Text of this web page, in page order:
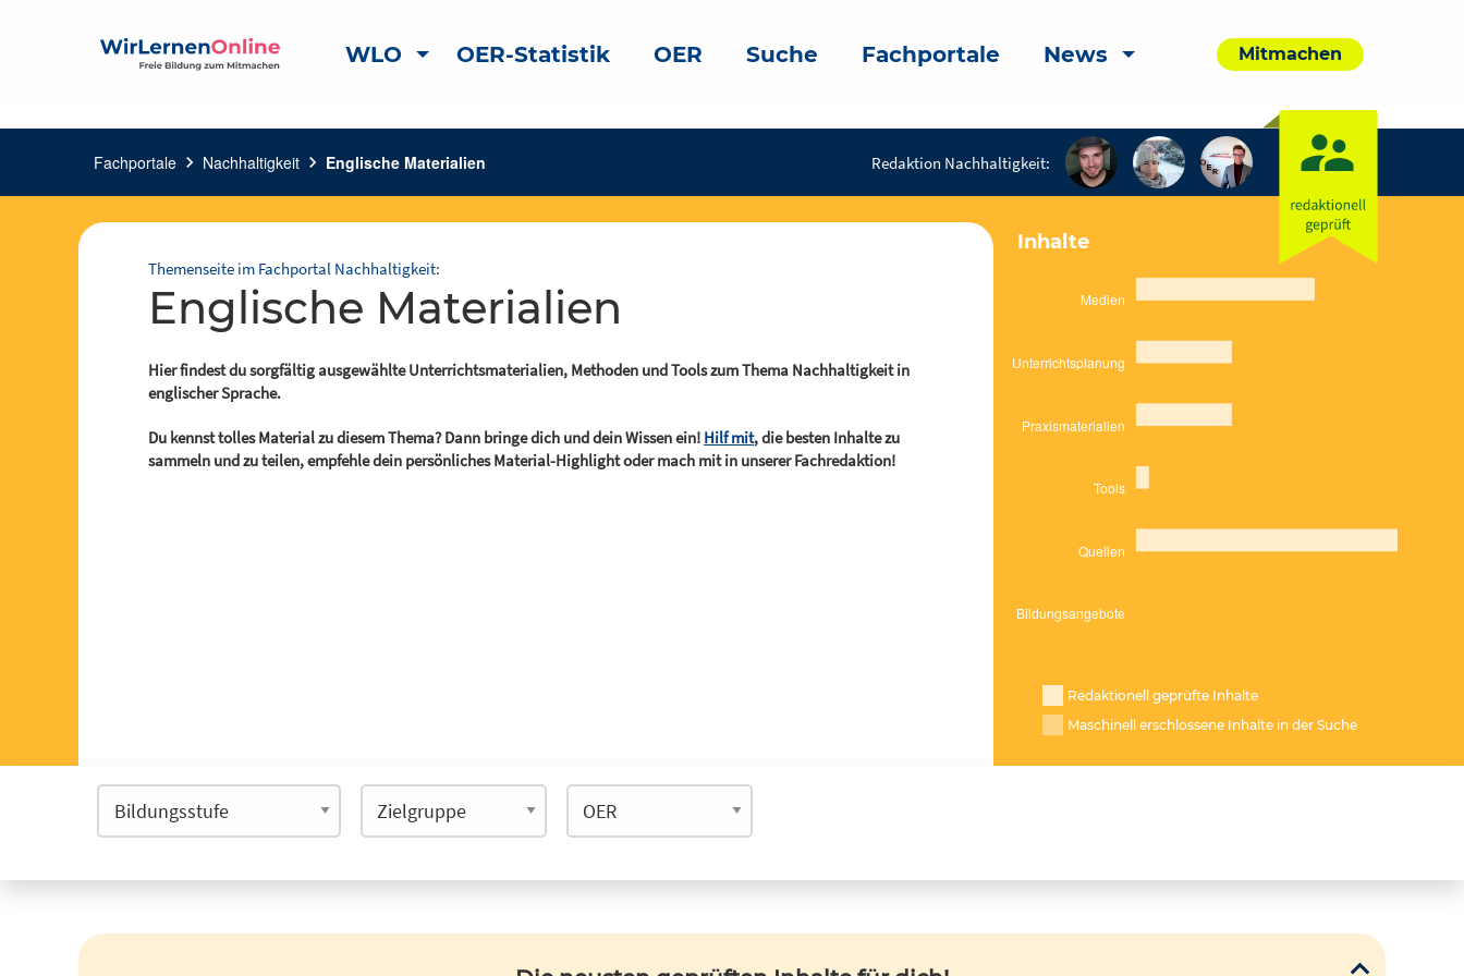
WLO OER-Statistik OER Suche Fachportale News Mitmachen
Fachportale chevron_right Nachhaltigkeit chevron_right Englische Materialien Redaktion Nachhaltigkeit:
Themenseite im Fachportal Nachhaltigkeit:
Englische Materialien
Hier findest du sorgfältig ausgewählte Unterrichtsmaterialien, Methoden und Tools zum Thema Nachhaltigkeit in
englischer Sprache.
Du kennst tolles Material zu diesem Thema? Dann bringe dich und dein Wissen ein! Hilf mit, die besten Inhalte zu
sammeln und zu teilen, empfehle dein persönliches Material-Highlight oder mach mit in unserer Fachredaktion!
Inhalte
Redaktionell geprüfte Inhalte
Maschinell erschlossene Inhalte in der Suche